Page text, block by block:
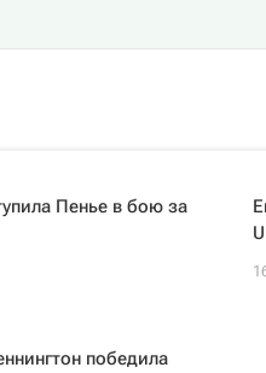
Пенье в бою за
победила